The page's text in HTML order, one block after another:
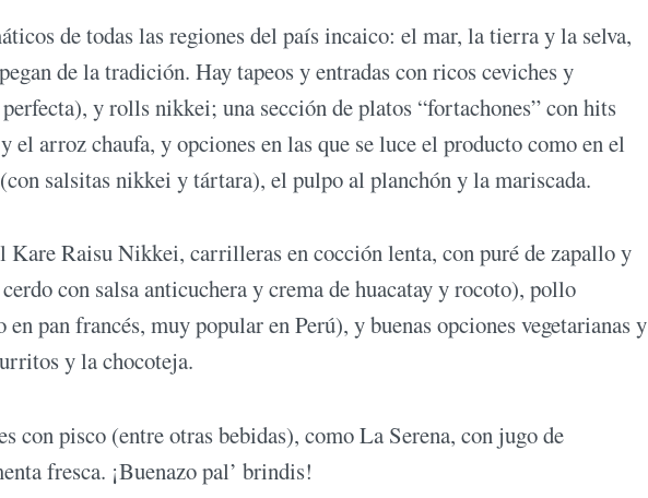
de todas las regiones del país incaico: el mar, la tierra y la selva,
de la tradición. Hay tapeos y entradas con ricos ceviches y
y rolls nikkei; una sección de platos “fortachones” con hits
arroz chaufa, y opciones en las que se luce el producto como en el
salsitas nikkei y tártara), el pulpo al planchón y la mariscada.
Kare Raisu Nikkei, carrilleras en cocción lenta, con puré de zapallo y
con salsa anticuchera y crema de huacatay y rocoto), pollo
pan francés, muy popular en Perú), y buenas opciones vegetarianas y
y la chocoteja.
con pisco (entre otras bebidas), como La Serena, con jugo de
fresca. ¡Buenazo pal’ brindis!